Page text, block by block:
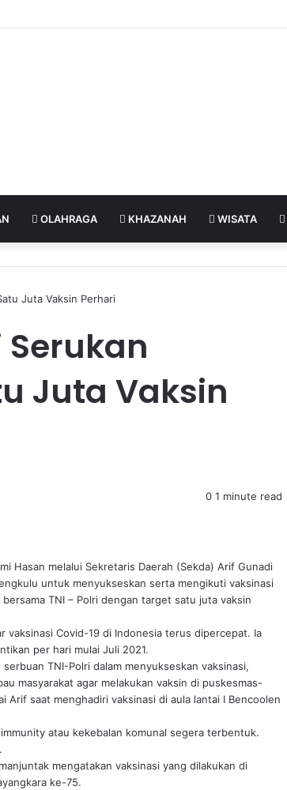
OLAHRAGA KHAZANAH WISATA
Juta Vaksin Perhari
Serukan
Juta Vaksin
0 1 minute read
Hasan melalui Sekretaris Daerah (Sekda) Arif Gunadi
untuk menyukseskan serta mengikuti vaksinasi
TNI – Polri dengan target satu juta vaksin
vaksinasi Covid-19 di Indonesia terus dipercepat. Ia
per hari mulai Juli 2021.
TNI-Polri dalam menyukseskan vaksinasi,
masyarakat agar melakukan vaksin di puskesmas-
Arif saat menghadiri vaksinasi di aula lantai I Bencoolen
atau kekebalan komunal segera terbentuk.
mengatakan vaksinasi yang dilakukan di
ke-75.